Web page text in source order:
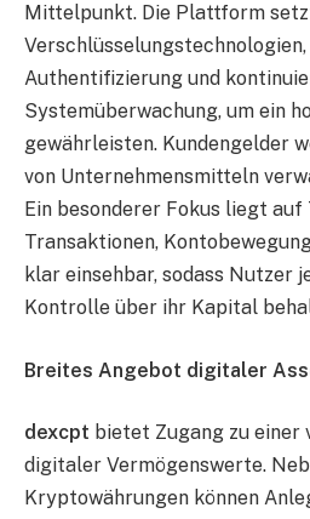
Mittelpunkt. Die Plattform
Authentifizierung und
Systemüberwachung, um ein
gewährleisten. Kundengelder
von Unternehmensmitteln
Ein besonderer Fokus liegt auf
Transaktionen,
klar einsehbar, sodass Nutzer
Kontrolle über ihr Kapital
Breites Angebot digitaler
dexcpt bietet Zugang zu
digitaler Vermögenswerte.
Kryptowährungen können